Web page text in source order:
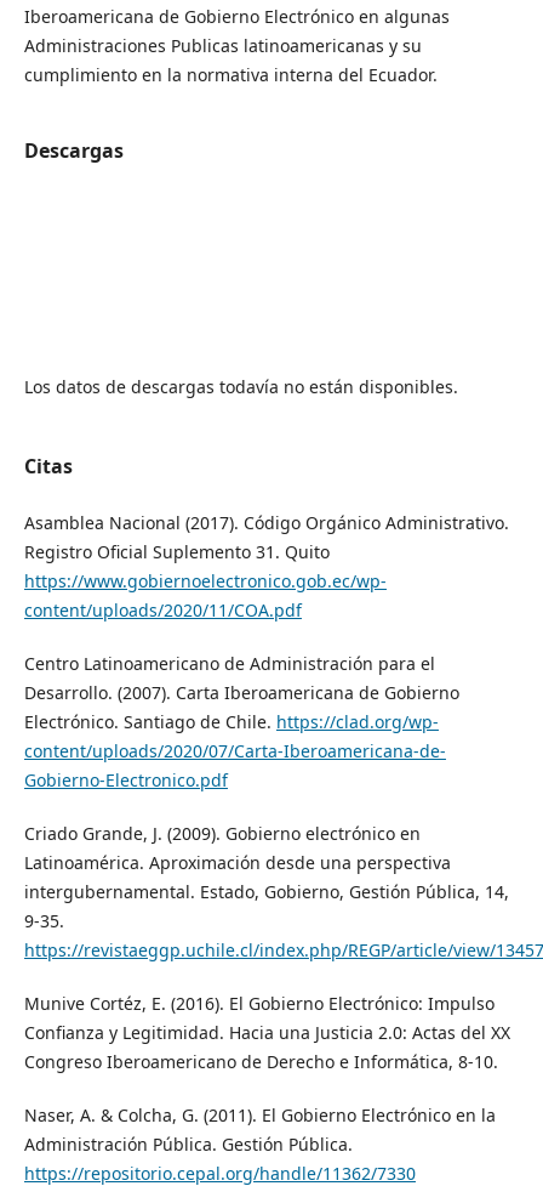
Iberoamericana de Gobierno Electrónico en algunas
Administraciones Publicas latinoamericanas y su
cumplimiento en la normativa interna del Ecuador.
Descargas
Los datos de descargas todavía no están disponibles.
Citas
Asamblea Nacional (2017). Código Orgánico Administrativo.
Registro Oficial Suplemento 31. Quito
https://www.gobiernoelectronico.gob.ec/wp-
content/uploads/2020/11/COA.pdf
Centro Latinoamericano de Administración para el
Desarrollo. (2007). Carta Iberoamericana de Gobierno
Electrónico. Santiago de Chile. https://clad.org/wp-
content/uploads/2020/07/Carta-Iberoamericana-de-
Gobierno-Electronico.pdf
Criado Grande, J. (2009). Gobierno electrónico en
Latinoamérica. Aproximación desde una perspectiva
intergubernamental. Estado, Gobierno, Gestión Pública, 14,
9-35.
https://revistaeggp.uchile.cl/index.php/REGP/article/view/13457
Munive Cortéz, E. (2016). El Gobierno Electrónico: Impulso
Confianza y Legitimidad. Hacia una Justicia 2.0: Actas del XX
Congreso Iberoamericano de Derecho e Informática, 8-10.
Naser, A. & Colcha, G. (2011). El Gobierno Electrónico en la
Administración Pública. Gestión Pública.
https://repositorio.cepal.org/handle/11362/7330